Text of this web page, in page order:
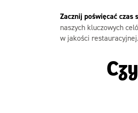
Zacznij poświęcać
naszych kluczowych
w jakości